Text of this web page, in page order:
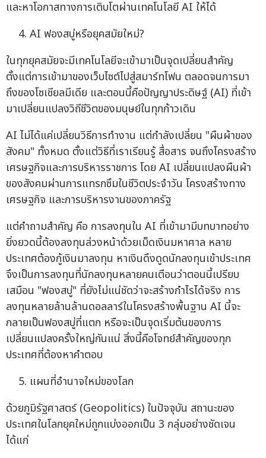
และหาโอกาสทางการเติบโตผ่านเทคโนโลยี AI ให้ได้
AI ฟองสบู่หรือยุคสมัยใหม่?
ในทุกยุคสมัยจะมีเทคโนโลยีจะเข้ามาเป็นจุดเปลี่ยนสำคัญ
ตั้งแต่การเข้ามาของเว็บไซต์ไปสู่สมาร์ทโฟน ตลอดจนการมา
ถึงของโซเชียลมีเดีย และตอนนี้คือปัญญาประดิษฐ์ (AI) ที่เข้า
มาเปลี่ยนแปลงวิถีชีวิตของมนุษย์ในทุกก้าวเดิน
AI ไม่ได้แค่เปลี่ยนวิธีการทำงาน แต่กำลังเปลี่ยน "ผืนผ้าของ
สังคม" ทั้งหมด ตั้งแต่วิธีที่เราเรียนรู้ สื่อสาร จนถึงโครงสร้าง
เศรษฐกิจและการบริหารราชการ โดย AI เปลี่ยนแปลงผืนผ้า
ของสังคมผ่านการแทรกซึมในชีวิตประจำวัน โครงสร้างทาง
เศรษฐกิจ และการบริหารงานของภาครัฐ
แต่คำถามสำคัญ คือ การลงทุนใน AI ที่เข้ามามีบทบาทอย่าง
ยิ่งยวดนี้ต้องลงทุนล่วงหน้าด้วยเม็ดเงินมหาศาล หลาย
ประเทศต้องกู้เงินมาลงทุน หาเงินดึงดูดนักลงทุนเข้าประเทศ
จึงเป็นการลงทุนที่นักลงทุนหลายคนเตือนว่าตอนนี้เปรียบ
เสมือน "ฟองสบู่" ที่ยังไม่แน่ชัดว่าจะสร้างกำไรได้จริง การ
ลงทุนหลายล้านล้านดอลลาร์ในโครงสร้างพื้นฐาน AI นี้จะ
กลายเป็นฟองสบู่ที่แตก หรือจะเป็นจุดเริ่มต้นของการ
เปลี่ยนแปลงครั้งใหญ่กันแน่ สิ่งนี้คือโจทย์สำคัญของทุก
ประเทศที่ต้องหาคำตอบ
แผนที่อำนาจใหม่ของโลก
ด้วยภูมิรัฐศาสตร์ (Geopolitics) ในปัจจุบัน สถานะของ
ประเทศในโลกยุคใหม่ถูกแบ่งออกเป็น 3 กลุ่มอย่างชัดเจน
ได้แก่